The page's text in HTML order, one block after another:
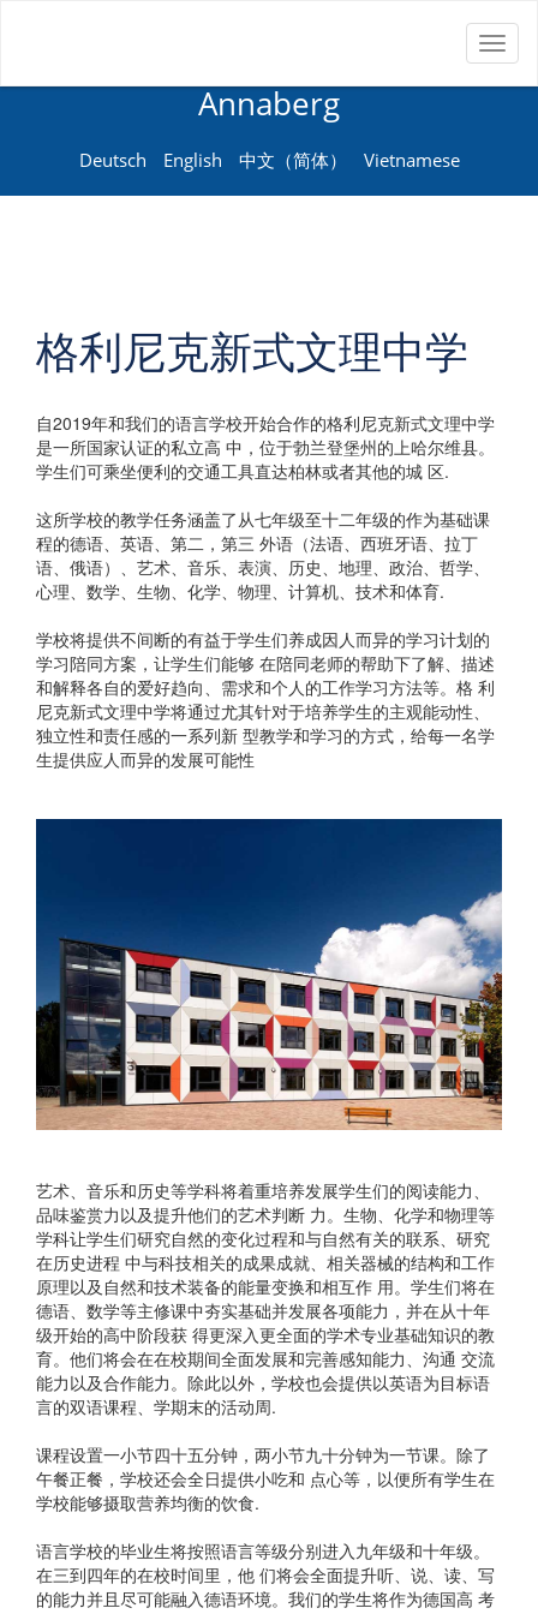
Annaberg
Deutsch English 中文（简体） Vietnamese
格利尼克新式文理中学
⾃2019年和我们的语⾔学校开始合作的格利尼克新式⽂理中学
是⼀所国家认证的私⽴⾼ 中，位于勃兰登堡州的上哈尔维县。
学⽣们可乘坐便利的交通⼯具直达柏林或者其他的城 区.
这所学校的教学任务涵盖了从七年级⾄⼗⼆年级的作为基础课
程的德语、英语、第⼆，第三 外语（法语、⻄班⽛语、拉丁
语、俄语）、艺术、⾳乐、表演、历史、地理、政治、哲学、
⼼理、数学、⽣物、化学、物理、计算机、技术和体育.
学校将提供不间断的有益于学⽣们养成因⼈⽽异的学习计划的
学习陪同⽅案，让学⽣们能够 在陪同⽼师的帮助下了解、描述
和解释各⾃的爱好趋向、需求和个⼈的⼯作学习⽅法等。格 利
尼克新式⽂理中学将通过尤其针对于培养学⽣的主观能动性、
独⽴性和责任感的⼀系列新 型教学和学习的⽅式，给每⼀名学
⽣提供应⼈⽽异的发展可能性
艺术、⾳乐和历史等学科将着重培养发展学⽣们的阅读能⼒、
品味鉴赏⼒以及提升他们的艺术判断 ⼒。⽣物、化学和物理等
学科让学⽣们研究⾃然的变化过程和与⾃然有关的联系、研究
在历史进程 中与科技相关的成果成就、相关器械的结构和⼯作
原理以及⾃然和技术装备的能量变换和相互作 ⽤。学⽣们将在
德语、数学等主修课中夯实基础并发展各项能⼒，并在从⼗年
级开始的⾼中阶段获 得更深⼊更全⾯的学术专业基础知识的教
育。他们将会在在校期间全⾯发展和完善感知能⼒、沟通 交流
能⼒以及合作能⼒。除此以外，学校也会提供以英语为⽬标语
⾔的双语课程、学期末的活动周.
课程设置⼀⼩节四⼗五分钟，两⼩节九⼗分钟为⼀节课。除了
午餐正餐，学校还会全⽇提供⼩吃和 点⼼等，以便所有学⽣在
学校能够摄取营养均衡的饮⻝.
语⾔学校的毕业⽣将按照语⾔等级分别进⼊九年级和⼗年级。
在三到四年的在校时间⾥，他 们将会全⾯提升听、说、读、写
的能⼒并且尽可能融⼊德语环境。我们的学⽣将作为德国⾼ 考